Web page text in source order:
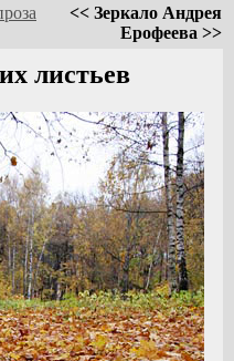
<< Зеркало Андрея
Ерофеева >>
листьев